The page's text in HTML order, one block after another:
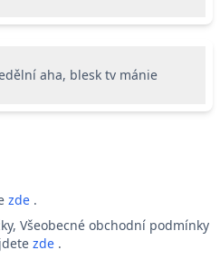
aha, blesk tv mánie
zde .
Všeobecné obchodní podmínky
zde .